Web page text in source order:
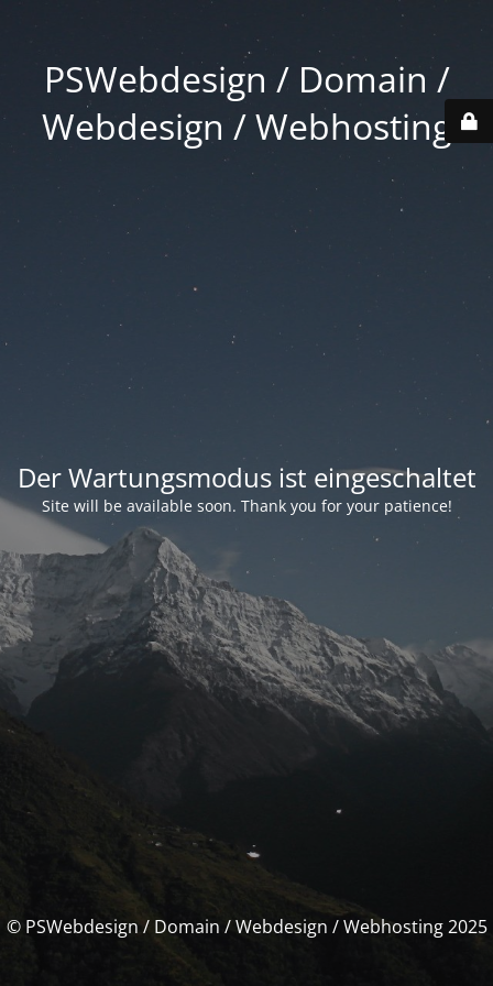
PSWebdesign / Domain /
Webdesign / Webhosting
Der Wartungsmodus ist eingeschaltet
Site will be available soon. Thank you for your patience!
© PSWebdesign / Domain / Webdesign / Webhosting 2025